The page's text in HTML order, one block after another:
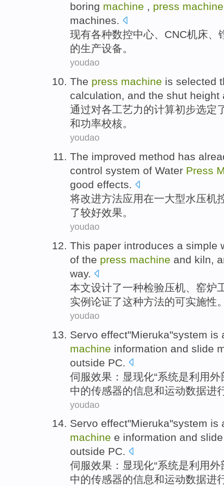
boring machine , press machine
machines.
现有各种数控中心、 CNC机床、
的生产设备。
youdao
The press machine is selected
calculation, and the shut height
通过对各工艺力的计算初步选定
和功率校核。
youdao
The improved method has
control system of Water Press
good effects.
将改进方法应用在一大型水压机
了较好效果。
youdao
This paper introduces a simple
of the press machine and kiln,
way.
本文设计了一种检验压机、 窑炉
实例 论证了这种方法的可实施性
youdao
Servo effect"Mieruka"system is
machine information and slide
outside PC.
伺服效果 ： 显现化“系统是利用外
中的传感器的信息和运动数据进
youdao
Servo effect"Mieruka"system is
machine e information and
outside PC.
伺服效果 ： 显现化“系统是利用外
中的传感器的信息和运动数据进